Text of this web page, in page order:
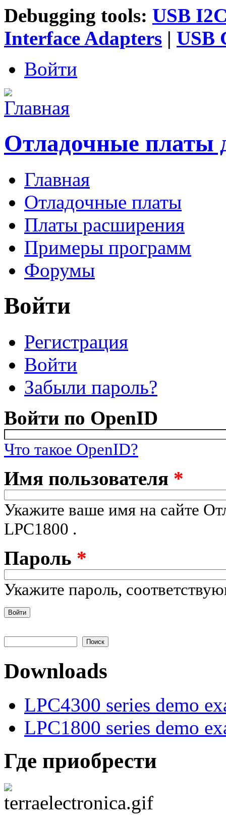
Debugging tools: USB
Interface Adapters | USB
Войти
Отладочные платы
Главное меню
Главная
Отладочные платы
Платы расширения
Примеры программ
Форумы
Войти
Главные вкладки
Регистрация
Войти
Забыли пароль?
Войти по OpenID
Что такое OpenID?
Имя пользователя *
Укажите ваше имя на сайте
LPC1800 .
Пароль *
Укажите пароль,
Форма поиска
Downloads
LPC4300 series demo
LPC1800 series demo
Где приобрести